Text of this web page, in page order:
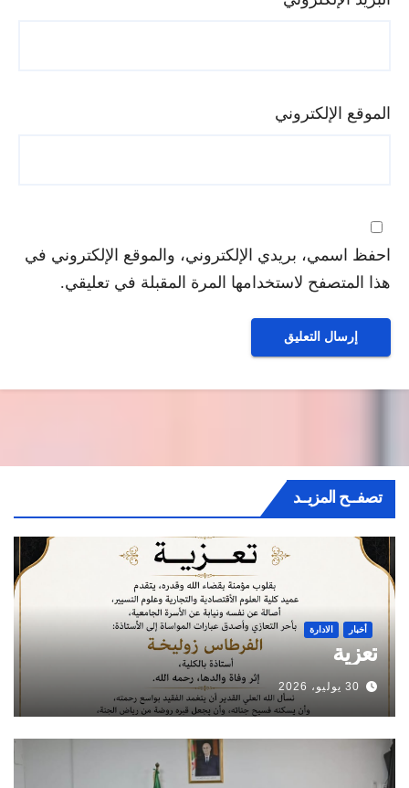
الموقع الإلكتروني
احفظ اسمي، بريدي الإلكتروني، والموقع الإلكتروني في
هذا المتصفح لاستخدامها المرة المقبلة في تعليقي.
تصفــح المزيــد
أخبار الادارة
تعزية
30 يوليو، 2026